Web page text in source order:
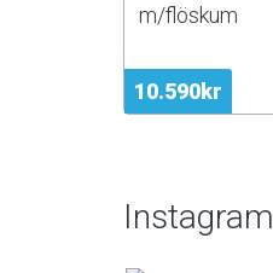
10.590kr
m/flöskum
Instagram